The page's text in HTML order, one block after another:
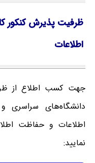
ظرفیت پذیرش کنکور
اطلاعات
جهت کسب اطلاع از
دانشگاه‌های سراسری
اطلاعات و حفاظت
نمایید: